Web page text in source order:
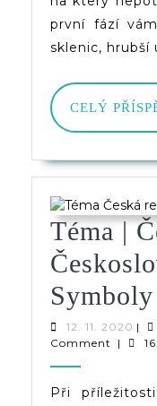
první fází
sklenic, hrubší
CELÝ
Téma |
Symboly
12. 11. 2020 12.
11.
|
Comment
|
Při